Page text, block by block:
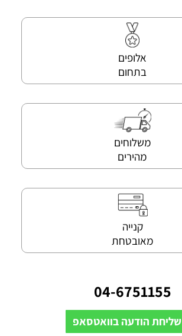
אלופים
בתחום
משלוחים
מהירים
קנייה
מאובטחת
04-6751155
שליחת הודעה בוואטסאפ